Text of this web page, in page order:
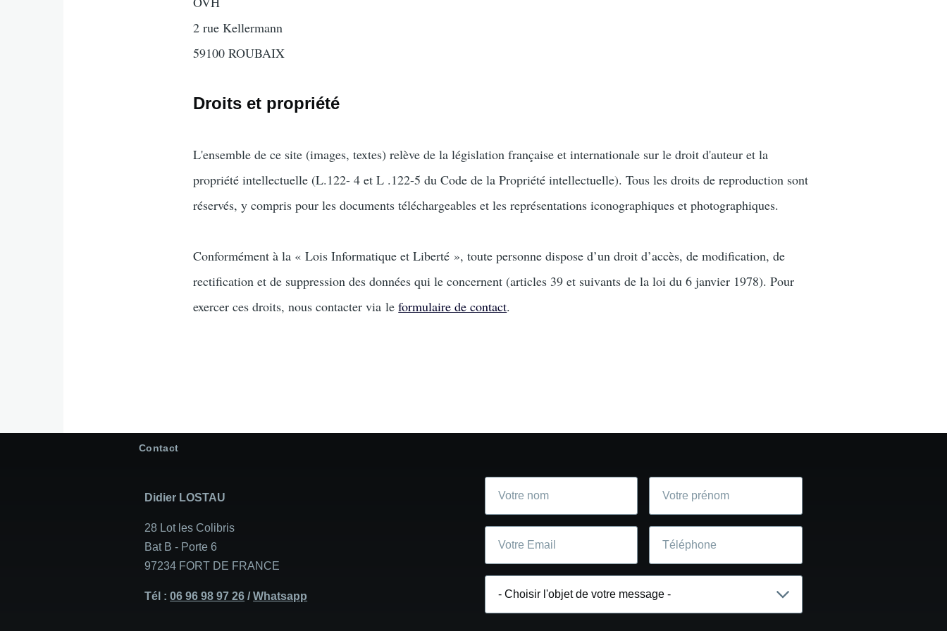
2 rue Kellermann
59100 ROUBAIX
Droits et propriété
L'ensemble de ce site (images, textes) relève de la législation française et internationale sur le droit d'auteur et la
propriété intellectuelle (L.122- 4 et L .122-5 du Code de la Propriété intellectuelle). Tous les droits de reproduction sont
réservés, y compris pour les documents téléchargeables et les représentations iconographiques et photographiques.
Conformément à la « Lois Informatique et Liberté », toute personne dispose d’un droit d’accès, de modification, de
rectification et de suppression des données qui le concernent (articles 39 et suivants de la loi du 6 janvier 1978). Pour
exercer ces droits, nous contacter via leformulaire de contact.
Contact
Didier LOSTAU
28 Lot les Colibris
Bat B - Porte 6
97234 FORT DE FRANCE
Tél :06 96 98 97 26 /Whatsapp